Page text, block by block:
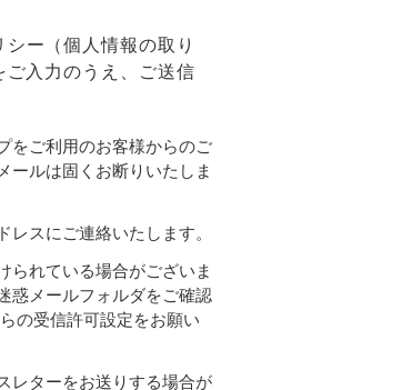
シー （個人情報の取り
入力のうえ、ご送信
をご利用のお客様からのご
ールは固くお断りいたしま
スにご連絡いたします。
られている場合がございま
惑メールフォルダをご確認
の受信許可設定をお願い
レターをお送りする場合が